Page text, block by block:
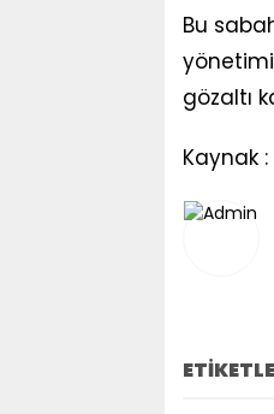
Bu
yönetimi
gözaltı
Kaynak :